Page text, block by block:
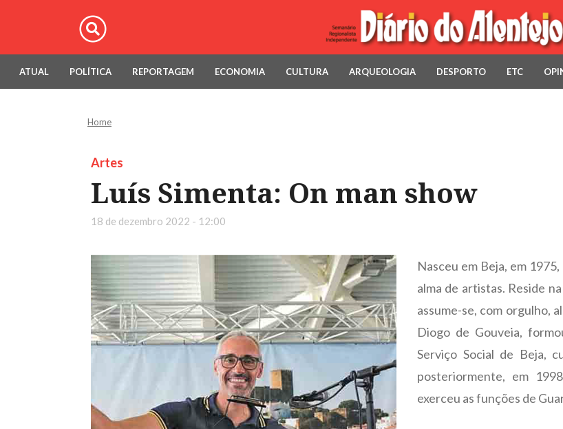
ATUAL POLÍTICA REPORTAGEM ECONOMIA CULTURA ARQUEOLOGIA DESPORTO ETC
Home
Artes
Luís Simenta: On man show
18 de dezembro 2022 - 12:00
Nasceu em Beja, em
alma de artistas. Reside
assume-se, com orgulho,
Diogo de Gouveia,
Serviço Social de Beja,
posteriormente, em
exerceu as funções de